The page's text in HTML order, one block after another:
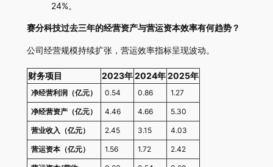
24%。
赛分科技过去三年的经营资产与营运资本效率有何趋势？
公司经营规模持续扩张，营运效率指标呈现波动。
财务项目 2023年2024年2025年
净经营利润（亿元） 0.54 0.86 1.27
净经营资产（亿元） 4.46 4.66 5.30
营业收入（亿元） 2.45 3.15 4.03
营运资本（亿元） 1.56 1.72 2.42